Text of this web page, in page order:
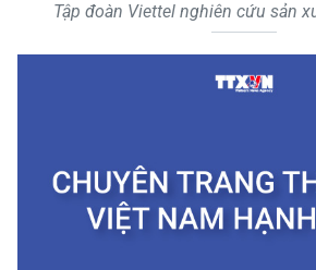
Tập đoàn Viettel nghiên cứu sản